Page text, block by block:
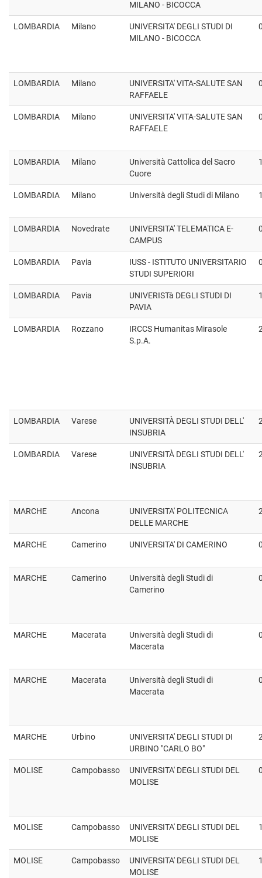
MILANO - BICOCCA
LOMBARDIA Milano
UNIVERSITA' DEGLI STUDI DI
MILANO - BICOCCA
LOMBARDIA Milano
UNIVERSITA' VITA-SALUTE SAN
RAFFAELE
LOMBARDIA Milano
UNIVERSITA' VITA-SALUTE SAN
RAFFAELE
LOMBARDIA Milano
Università Cattolica del Sacro
Cuore
LOMBARDIA Milano Università degli Studi di Milano
LOMBARDIA Novedrate
UNIVERSITA' TELEMATICA E-
CAMPUS
LOMBARDIA Pavia
IUSS - ISTITUTO UNIVERSITARIO
STUDI SUPERIORI
LOMBARDIA Pavia
UNIVERISTà DEGLI STUDI DI
PAVIA
LOMBARDIA Rozzano
IRCCS Humanitas Mirasole
S.p.A.
LOMBARDIA Varese
UNIVERSITÀ DEGLI STUDI DELL'
INSUBRIA
LOMBARDIA Varese
UNIVERSITÀ DEGLI STUDI DELL'
INSUBRIA
MARCHE Ancona
UNIVERSITA' POLITECNICA
DELLE MARCHE
MARCHE Camerino UNIVERSITA' DI CAMERINO
MARCHE Camerino
Università degli Studi di
Camerino
MARCHE Macerata
Università degli Studi di
Macerata
MARCHE Macerata
Università degli Studi di
Macerata
MARCHE Urbino
UNIVERSITA' DEGLI STUDI DI
URBINO "CARLO BO"
MOLISE Campobasso
UNIVERSITA' DEGLI STUDI DEL
MOLISE
MOLISE Campobasso
UNIVERSITA' DEGLI STUDI DEL
MOLISE
MOLISE Campobasso
UNIVERSITA' DEGLI STUDI DEL
MOLISE